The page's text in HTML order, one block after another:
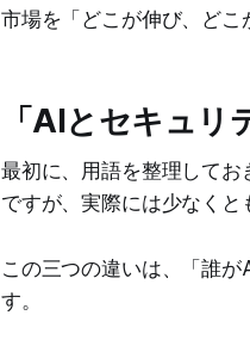
市場を「どこが伸び、どこ
「AIとセキュ
最初に、用語を整理して
ですが、実際には少なくと
この三つの違いは、「誰
す。